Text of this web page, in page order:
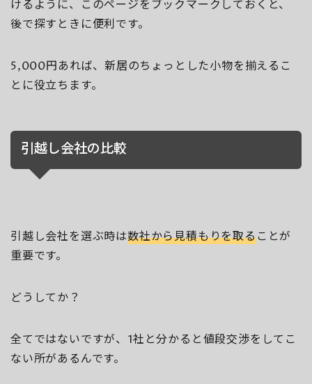
けるように、このページをブックマークしておくと、
後で探すときに便利です。
5,000円あれば、新居のちょっとした小物を揃えるこ
とに役立ちます。
引越し会社の比較
引越し会社を選ぶ時は数社から見積もりを取ることが
重要です。
どうしてか？
全てではないですが、1社と分かると値段交渉をしてこ
ない所があるんです。